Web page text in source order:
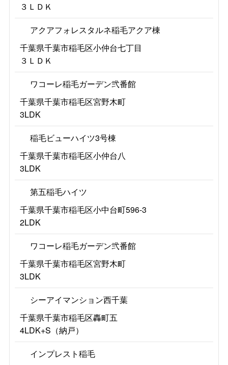
３ＬＤＫ
アクアフォレスタルネ稲毛アクア棟
千葉県千葉市稲毛区小仲台七丁目
３ＬＤＫ
ワコーレ稲毛ガーデン弐番館
千葉県千葉市稲毛区宮野木町
3LDK
稲毛ビューハイツ3号棟
千葉県千葉市稲毛区小仲台八
3LDK
第五稲毛ハイツ
千葉県千葉市稲毛区小中台町596-3
2LDK
ワコーレ稲毛ガーデン弐番館
千葉県千葉市稲毛区宮野木町
3LDK
シーアイマンション西千葉
千葉県千葉市稲毛区轟町五
4LDK+S（納戸）
インプレスト稲毛